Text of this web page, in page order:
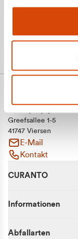
Greefsallee 1-5
41747 Viersen
E-Mail
Kontakt
CURANTO
Informationen
Abfallarten